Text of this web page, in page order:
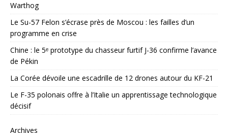
Warthog
Le Su-57 Felon s’écrase près de Moscou : les failles d’un
programme en crise
Chine : le 5ᵉ prototype du chasseur furtif J-36 confirme l’avance
de Pékin
La Corée dévoile une escadrille de 12 drones autour du KF-21
Le F-35 polonais offre à l’Italie un apprentissage technologique
décisif
Archives